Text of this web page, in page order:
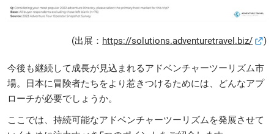
(出展： https://solutions.adventuretravel.biz/ )
今後も継続して成長が見込まれるアドベンチャーツーリズム市
場。日本に冒険者たちをより惹きつけるためには、どんなアプ
ローチが必要でしょうか。
ここでは、持続可能なアドベンチャーツーリズムを発展させて